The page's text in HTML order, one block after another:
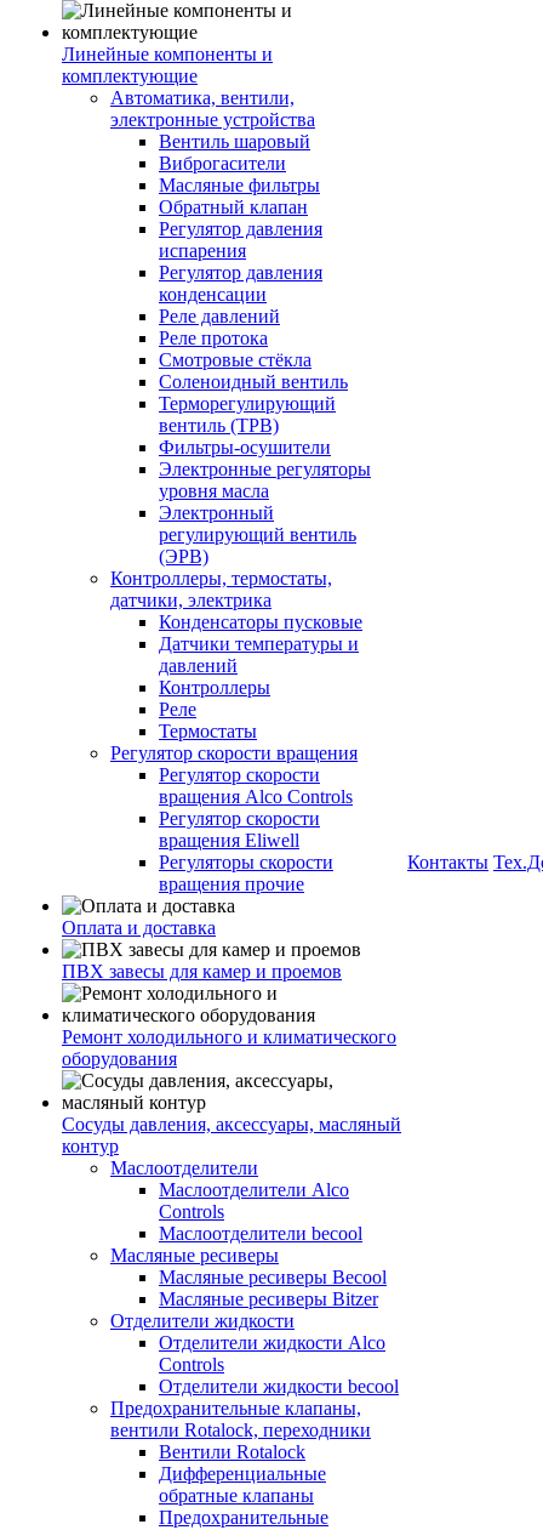
Линейные компоненты и
комплектующие
Автоматика, вентили,
электронные устройства
Вентиль шаровый
Виброгасители
Масляные фильтры
Обратный клапан
Регулятор давления
испарения
Регулятор давления
конденсации
Реле давлений
Реле протока
Смотровые стёкла
Соленоидный вентиль
Терморегулирующий
вентиль (ТРВ)
Фильтры-осушители
Электронные регуляторы
уровня масла
Электронный
регулирующий вентиль
(ЭРВ)
Контроллеры, термостаты,
датчики, электрика
Конденсаторы пусковые
Датчики температуры и
давлений
Контроллеры
Реле
Термостаты
Регулятор скорости вращения
Регулятор скорости
вращения Alco Controls
Регулятор скорости
вращения Eliwell
Регуляторы скорости
вращения прочие
Оплата и доставка
ПВХ завесы для камер и проемов
Ремонт холодильного и климатического
оборудования
Сосуды давления, аксессуары, масляный
контур
Маслоотделители
Маслоотделители Alco
Controls
Маслоотделители becool
Масляные ресиверы
Масляные ресиверы Becool
Масляные ресиверы Bitzer
Отделители жидкости
Отделители жидкости Alco
Controls
Отделители жидкости becool
Предохранительные клапаны,
вентили Rotalock, переходники
Вентили Rotalock
Дифференциальные
обратные клапаны
Предохранительные
Контакты